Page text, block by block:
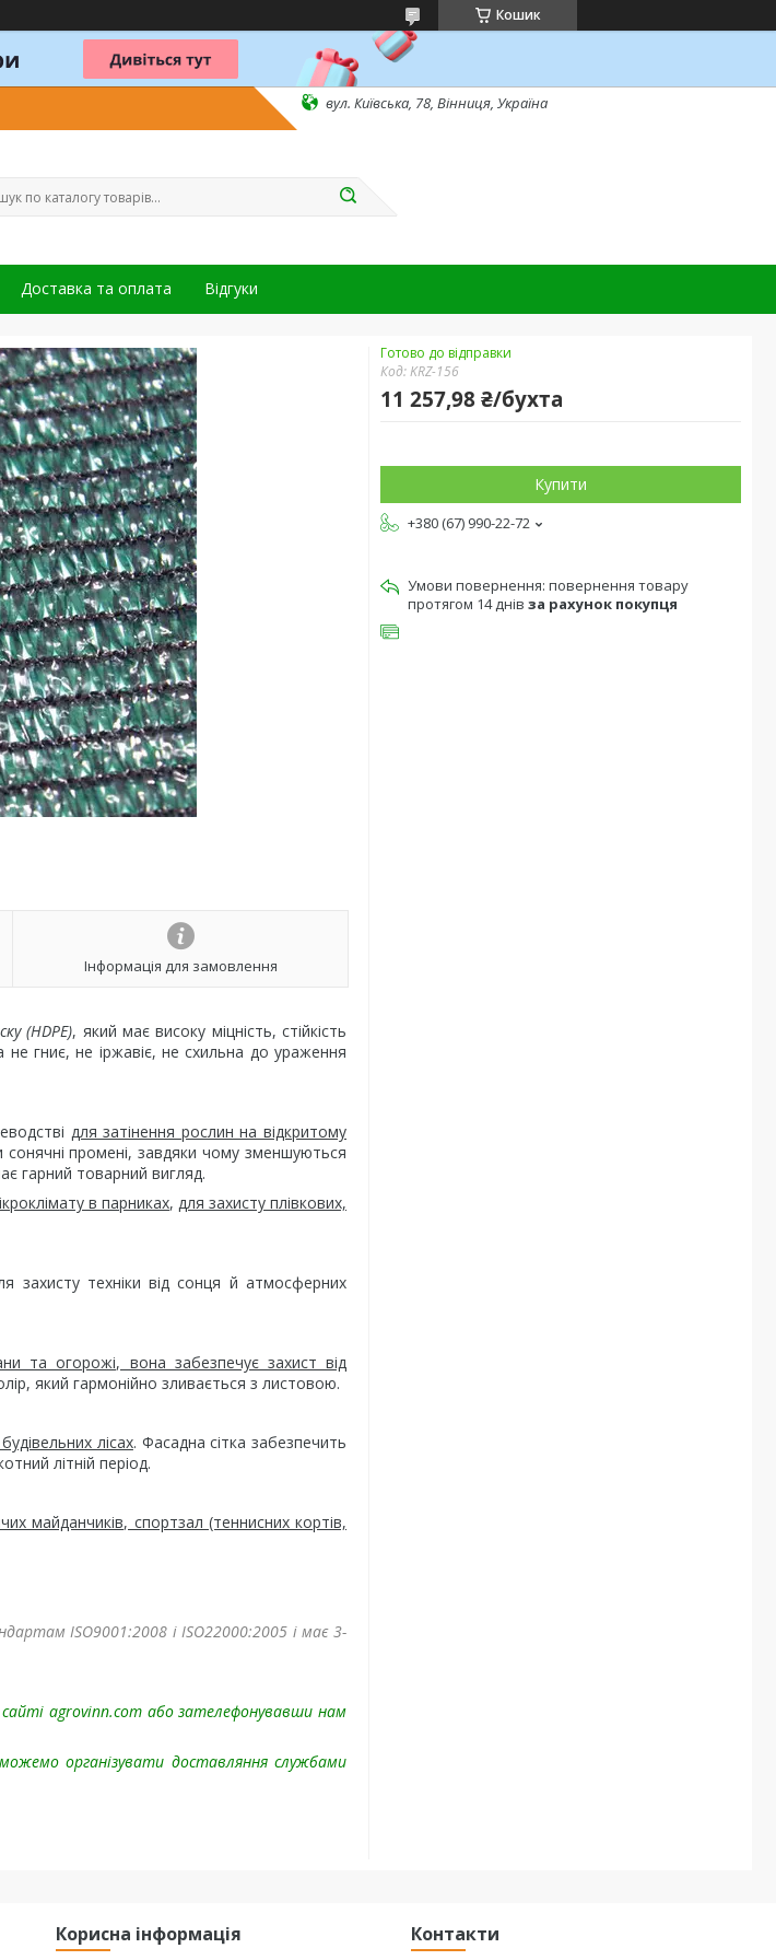
Кошик
вул. Київська, 78, Вінниця, Україна
Доставка та оплата Відгуки
Інформація для замовлення
(HDPE), який має високу міцність, стійкість
не гниє, не іржавіє, не схильна до ураження
для затінення рослин на відкритому
промені, завдяки чому зменшуються
гарний товарний вигляд.
в парниках, для захисту плівкових,
захисту техніки від сонця й атмосферних
та огорожі, вона забезпечує захист від
який гармонійно зливається з листовою.
лісах. Фасадна сітка забезпечить
літній період.
майданчиків, спортзал (теннисних кортів,
ISO9001:2008 і ISO22000:2005 і має 3-
agrovinn.com або зателефонувавши нам
організувати доставляння службами
Готово до відправки
Код:KRZ-156
11 257,98 ₴/бухта
Купити
+380 (67) 990-22-72
повернення товару
протягом 14 днів за рахунок покупця
Корисна інформація Контакти